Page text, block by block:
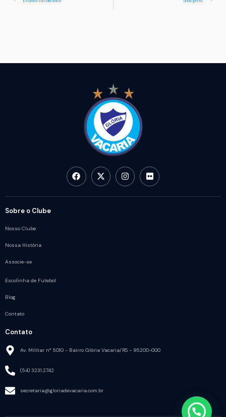
Sobre o Clube
Nosso Clube
Nossa História
Associe-se
Escolinha de Futebol
Blog
Contato
Contato
Av. Militar n° 5010 - Bairro Glória Vacaria/RS - 95200-000
(54) 3231.2742
secretaria@gloriadevacaria.com.br